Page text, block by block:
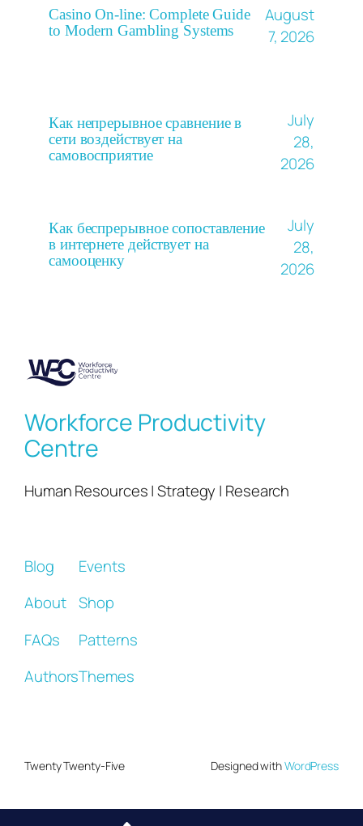
Casino On-line: Complete Guide
to Modern Gambling Systems
August
7, 2026
Как непрерывное сравнение в
сети воздействует на
самовосприятие
July
28,
2026
Как беспрерывное сопоставление
в интернете действует на
самооценку
July
28,
2026
Workforce Productivity
Centre
Human Resources | Strategy | Research
Blog
About
FAQs
Authors
Events
Shop
Patterns
Themes
Twenty Twenty-Five Designed withWordPress